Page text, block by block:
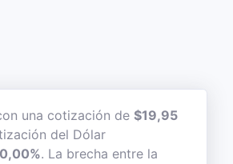
una cotización de $19,95
del Dólar
0,00%. La brecha entre la